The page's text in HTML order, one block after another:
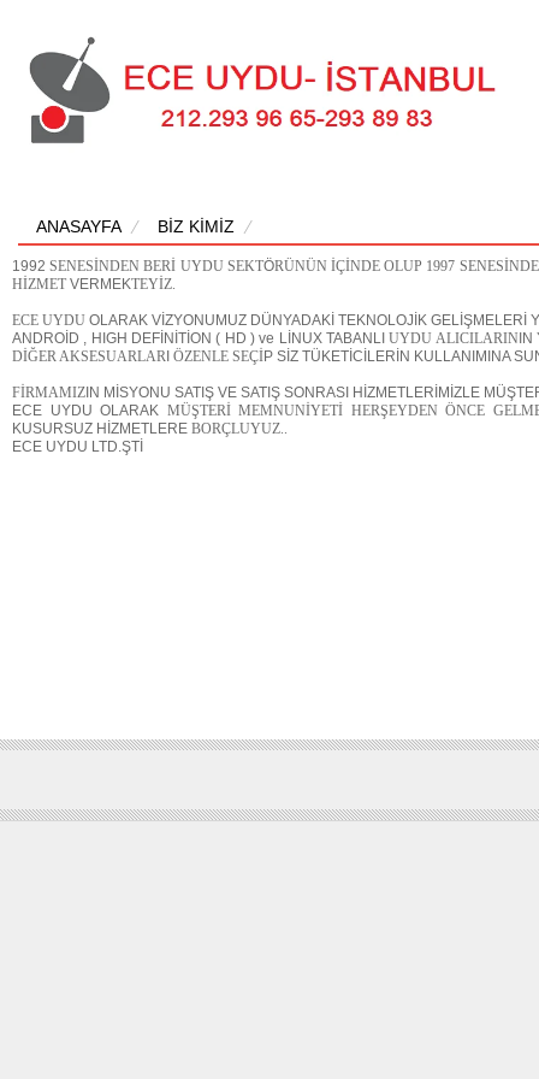
ANASAYFA BİZ KİMİZ
1992SENESİNDEN BERİ UYDU SEKTÖRÜNÜN İÇİNDE OLUP 1997
HİZMET VERMEKTEYİZ.
ECE UYDU OLARAK VİZYONUMUZ DÜNYADAKİ TEKNOLOJİK
ANDROİD , HIGH DEFİNİTİON ( HD ) ve LİNUX TABANLIUYDU ALICILARIN
DİĞER AKSESUARLAR ÖZENLE SEÇİP SİZ TÜKETİCİLERİN KULLANIMINA
FİRMAMIZ IN MİSYONU SATIŞ VE SATIŞ SONRASI HİZMETLERİMİZLE
ECE UYDU OLARAK MÜŞTERİ MEMNUNİYETİ HERŞEYDEN ÖNCE
KUSURSUZ HİZMETLERE BORÇLUYUZ..
ECE UYDU LTD.ŞTİ